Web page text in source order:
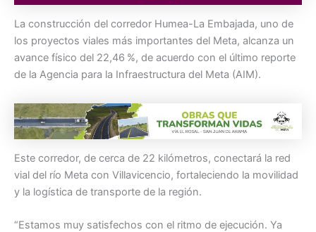
La construcción del corredor Humea-La Embajada, uno de
los proyectos viales más importantes del Meta, alcanza un
avance físico del 22,46 %, de acuerdo con el último reporte
de la Agencia para la Infraestructura del Meta (AIM).
Este corredor, de cerca de 22 kilómetros, conectará la red
vial del río Meta con Villavicencio, fortaleciendo la movilidad
y la logística de transporte de la región.
“Estamos muy satisfechos con el ritmo de ejecución. Ya